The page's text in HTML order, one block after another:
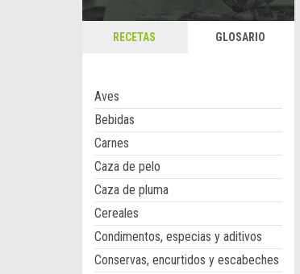
RECETAS GLOSARIO
Aves
Bebidas
Carnes
Caza de pelo
Caza de pluma
Cereales
Condimentos, especias y aditivos
Conservas, encurtidos y escabeches